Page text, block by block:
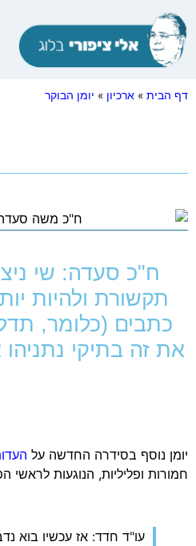
דף הבית » ארכיון » יומן הבוקר
ח"כ סעדה: שי
תקשורת ולהיות
כתבים (כלומר,
את זה בתיקי
יומן נוסף בסידרה החדשה על
חמורות ופליליות, הנוגעות לראשי
עו"ד חדד: אז עכשיו בוא